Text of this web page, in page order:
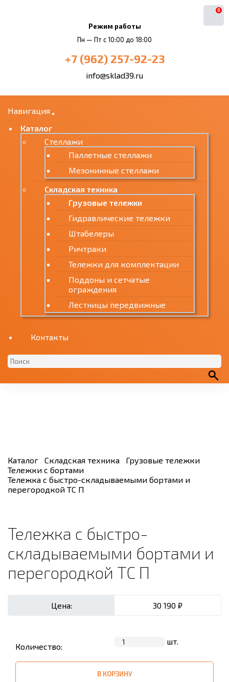
Режим работы
Пн — Пт с 10:00 до 18:00
0
+7 (962) 257-92-23
info@sklad39.ru
Навигация
Каталог
Стеллажи
Паллетные стеллажи
Мезонинные стеллажи
Складская техника
Грузовые тележки
Гидравлические тележки
Штабелеры
Ричтраки
Тележки для комплектации
Поддоны и сетчатые
ограждения
Лестницы передвижные
Контакты
Каталог Складская техника
Грузовые тележки
Тележки с бортами
Тележка с быстро-складываемыми бортами и
перегородкой ТС П
Тележка с быстро-
складываемыми бортами и
перегородкой ТС П
Цена: 30 190 ₽
Количество:
шт.
В КОРЗИНУ